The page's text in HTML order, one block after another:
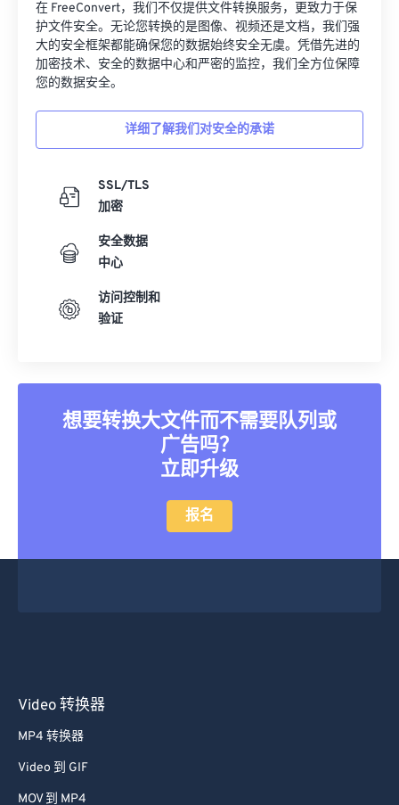
在 FreeConvert，我们不仅提供文件转换服务，更致力于保
护文件安全。无论您转换的是图像、视频还是文档，我们强
大的安全框架都能确保您的数据始终安全无虞。凭借先进的
加密技术、安全的数据中心和严密的监控，我们全方位保障
您的数据安全。
详细了解我们对安全的承诺
SSL/TLS
加密
安全数据
中心
访问控制和
验证
想要转换大文件而不需要队列或
广告吗？
立即升级
报名
Video 转换器
MP4 转换器
Video 到 GIF
MOV 到 MP4